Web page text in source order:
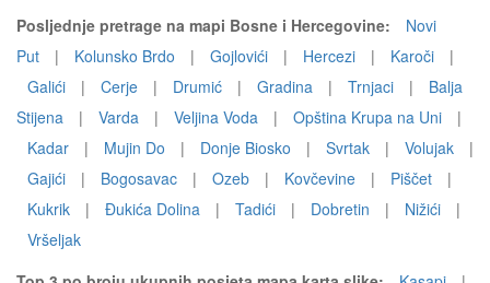
Posljednje pretrage na mapi Bosne i Hercegovine:
Novi
Put
| Kolunsko Brdo | Gojlovići | Hercezi | Karoči
|
Galići
| Cerje | Drumić | Gradina | Trnjaci |
Balja
Stijena
| Varda | Veljina Voda | Opština Krupa na Uni
|
Kadar
| Mujin Do | Donje Biosko | Svrtak | Volujak
|
Gajići
| Bogosavac | Ozeb | Kovčevine | Piščet
|
Kukrik
| Đukića Dolina | Tadići | Dobretin | Nižići
|
Vršeljak